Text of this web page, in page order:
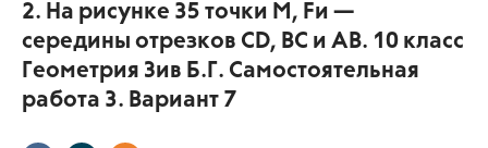
2. На рисунке 35 точки М, Fи —
середины отрезков CD, ВС и АВ. 10 класс
Геометрия Зив Б.Г. Самостоятельная
работа 3. Вариант 7